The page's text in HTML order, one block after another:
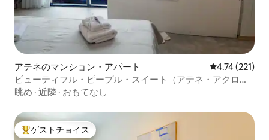
アテネのマンション・アパート レビュー221
4.74 (221)
ビューティフル・ピープル・スイート（アテネ・アクロポ
リスの眺望）
眺め · 近隣 · おもてなし
大好評のゲストチョイスです。
ゲストチョイス